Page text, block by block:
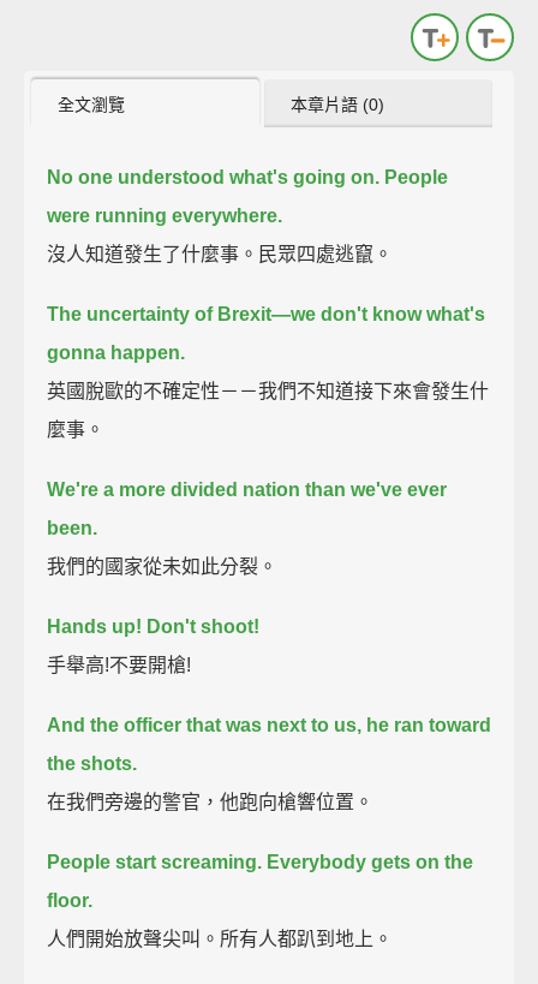
全文瀏覽 本章片語 (0)
No one understood what's going on. People
were running everywhere.
沒人知道發生了什麼事。民眾四處逃竄。
The uncertainty of Brexit—we don't know what's
gonna happen.
英國脫歐的不確定性－－我們不知道接下來會發生什
麼事。
We're a more divided nation than we've ever
been.
我們的國家從未如此分裂。
Hands up! Don't shoot!
手舉高!不要開槍!
And the officer that was next to us, he ran toward
the shots.
在我們旁邊的警官，他跑向槍響位置。
People start screaming. Everybody gets on the
floor.
人們開始放聲尖叫。所有人都趴到地上。